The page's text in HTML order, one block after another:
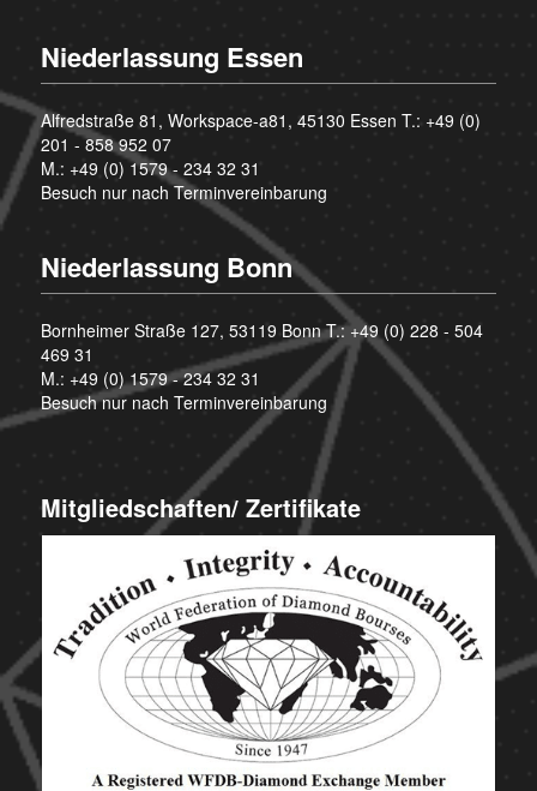
Niederlassung Essen
Alfredstraße 81, Workspace-a81, 45130 Essen T.: +49 (0)
201 - 858 952 07
M.: +49 (0) 1579 - 234 32 31
Besuch nur nach Terminvereinbarung
Niederlassung Bonn
Bornheimer Straße 127, 53119 Bonn T.:+49 (0) 228 - 504
469 31
M.: +49 (0) 1579 - 234 32 31
Besuch nur nach Terminvereinbarung
Mitgliedschaften/ Zertifikate